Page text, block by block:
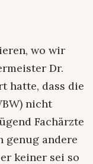
wo wir
Dr.
hatte, dass die
nicht
Fachärzte
genug andere
keiner sei so